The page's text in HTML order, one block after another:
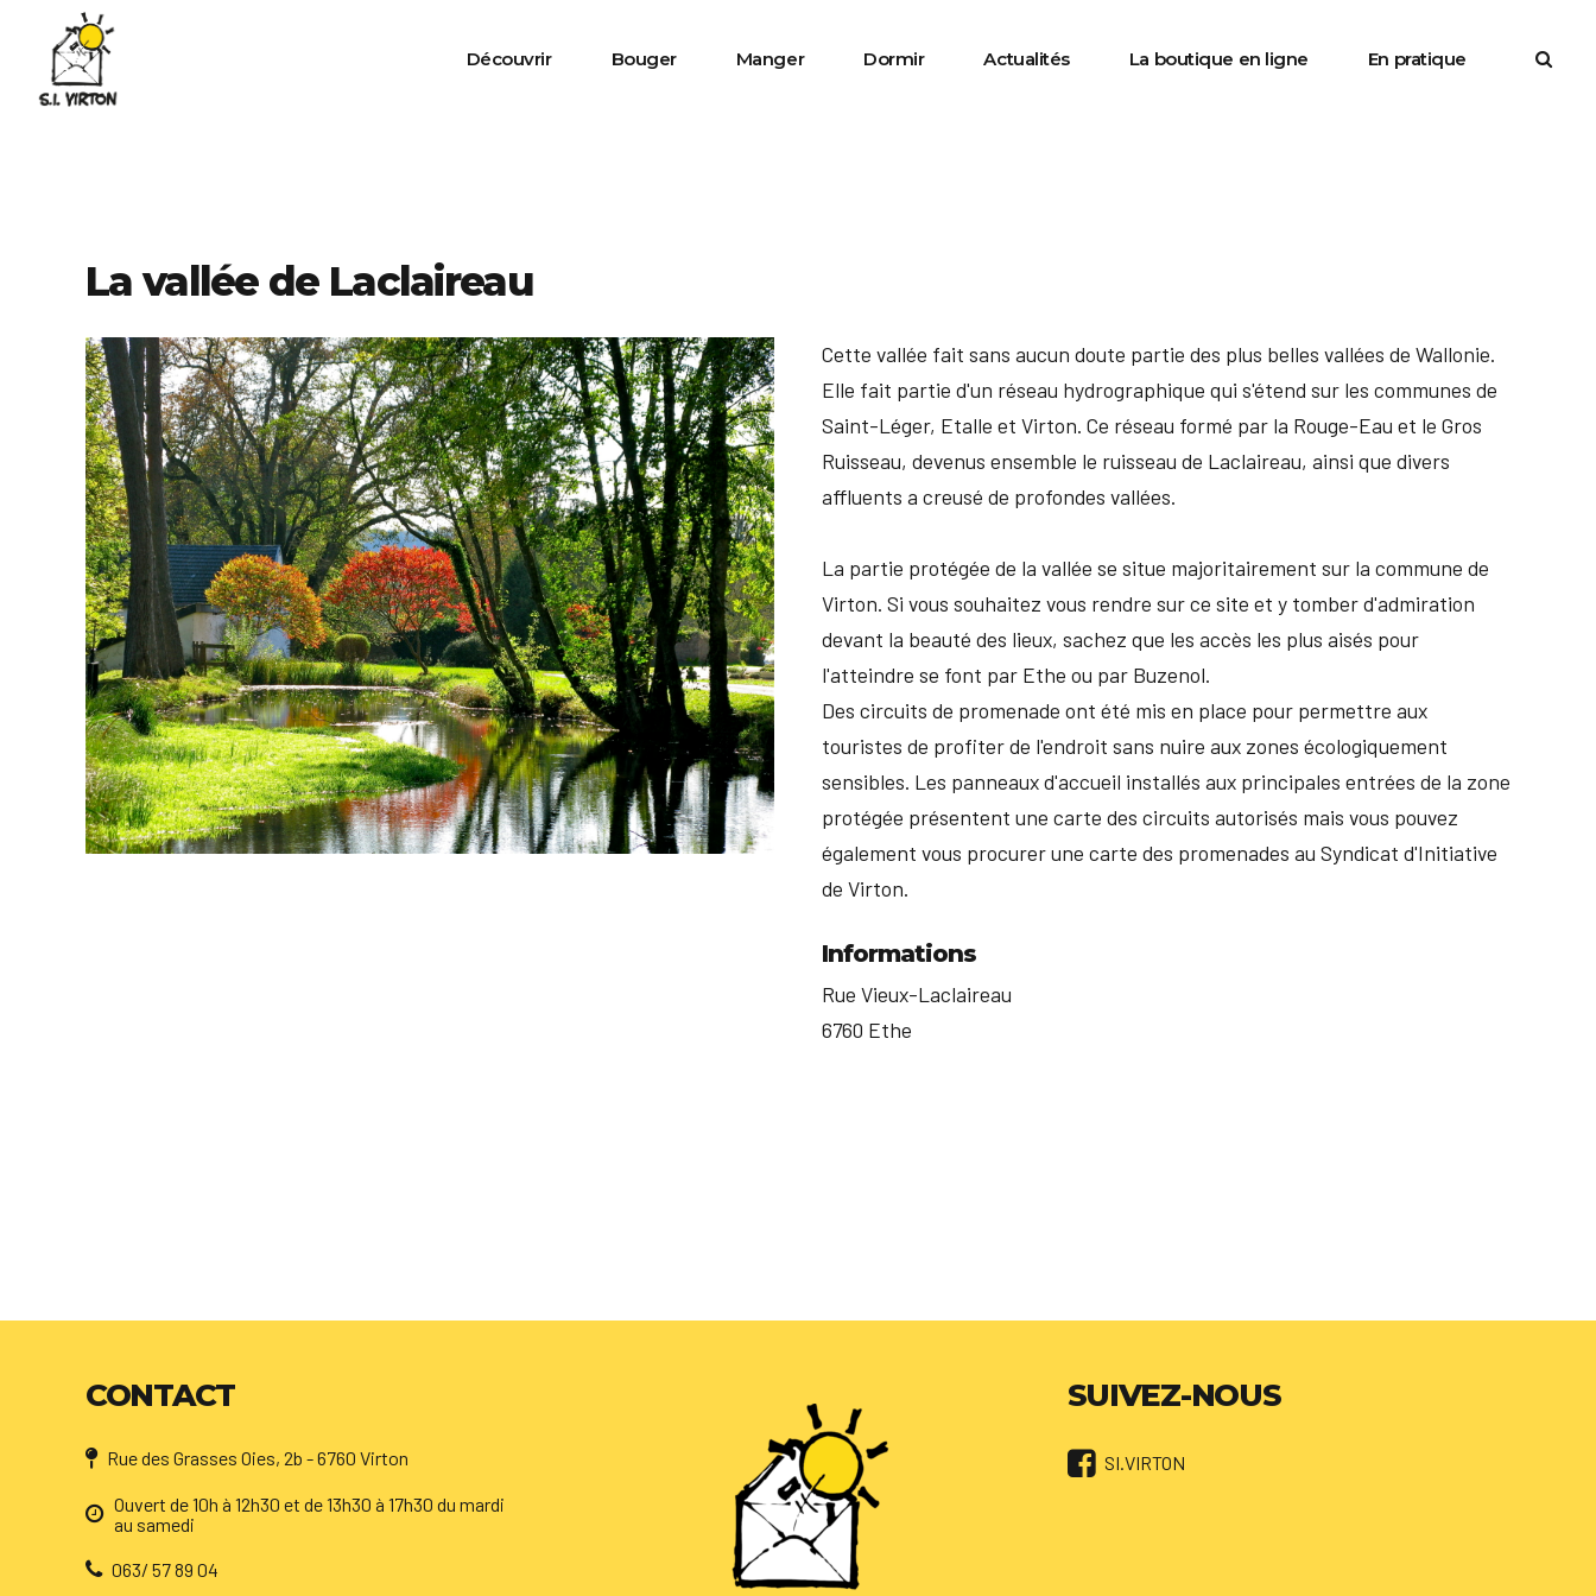
Découvrir Bouger Manger Dormir Actualités La boutique en ligne En pratique
La vallée de Laclaireau
Cette vallée fait sans aucun doute partie des plus belles vallées de Wallonie.
Elle fait partie d'un réseau hydrographique qui s'étend sur les communes de
Saint-Léger, Etalle et Virton. Ce réseau formé par la Rouge-Eau et le Gros
Ruisseau, devenus ensemble le ruisseau de Laclaireau, ainsi que divers
affluents a creusé de profondes vallées.
La partie protégée de la vallée se situe majoritairement sur la commune de
Virton. Si vous souhaitez vous rendre sur ce site et y tomber d'admiration
devant la beauté des lieux, sachez que les accès les plus aisés pour
l'atteindre se font par Ethe ou par Buzenol.
Des circuits de promenade ont été mis en place pour permettre aux
touristes de profiter de l'endroit sans nuire aux zones écologiquement
sensibles. Les panneaux d'accueil installés aux principales entrées de la zone
protégée présentent une carte des circuits autorisés mais vous pouvez
également vous procurer une carte des promenades au Syndicat d'Initiative
de Virton.
Informations
Rue Vieux-Laclaireau
6760 Ethe
CONTACT
Rue des Grasses Oies, 2b - 6760 Virton
Ouvert de 10h à 12h30 et de 13h30 à 17h30 du mardi
au samedi
063/ 57 89 04
SUIVEZ-NOUS
SI.VIRTON